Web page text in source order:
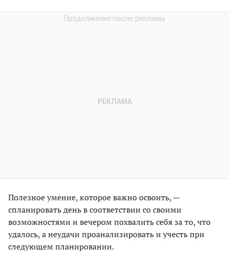
Полезное умение, которое важно освоить, —
спланировать день в соответствии со своими
возможностями и вечером похвалить себя за то, что
удалось, а неудачи проанализировать и учесть при
следующем планировании.